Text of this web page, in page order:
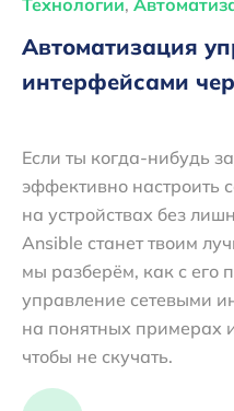
Технологии,
Автоматизация
интерфейсами
Если ты когда-нибудь
эффективно настроить
на устройствах без
Ansible станет твоим
мы разберём, как с его
управление сетевыми
на понятных примерах
чтобы не скучать.